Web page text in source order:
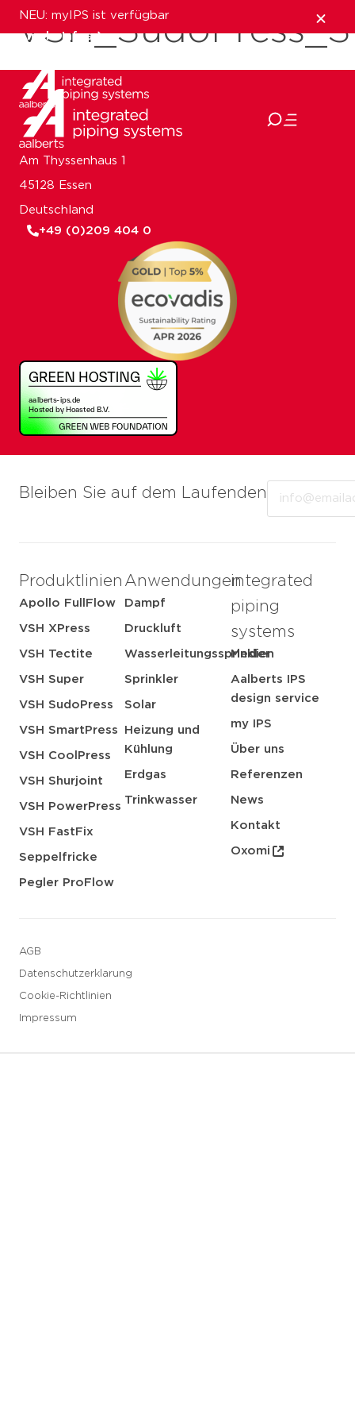
NEU: myIPS ist verfügbar
mehr Infos
Bleiben Sie auf dem Laufenden
Produktlinien
Apollo FullFlow
VSH XPress
VSH Tectite
VSH Super
VSH SudoPress
VSH SmartPress
VSH CoolPress
VSH Shurjoint
VSH PowerPress
VSH FastFix
Seppelfricke
Pegler ProFlow
Anwendungen
Dampf
Druckluft
Wasserleitungssprinkler
Sprinkler
Solar
Heizung und
Kühlung
Erdgas
Trinkwasser
integrated
piping
systems
Medien
Aalberts IPS
design service
my IPS
Über uns
Referenzen
News
Kontakt
Oxomi
AGB
Datenschutzerklarung
Cookie-Richtlinien
Impressum
Am Thyssenhaus 1
45128 Essen
Deutschland
+49 (0)209 404 0